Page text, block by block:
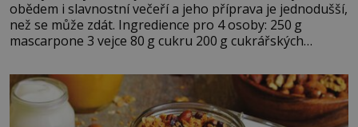
obědem i slavnostní večeří a jeho příprava je jednodušší,
než se může zdát. Ingredience pro 4 osoby: 250 g
mascarpone 3 vejce 80 g cukru 200 g cukrářských
posypání Postup: Oddělte žloutky od bílků. Žloutky
vyšlehejte s cukrem do světlé pěny a postupně do nich
vmíchejte mascarpone, aby vznikl hladký